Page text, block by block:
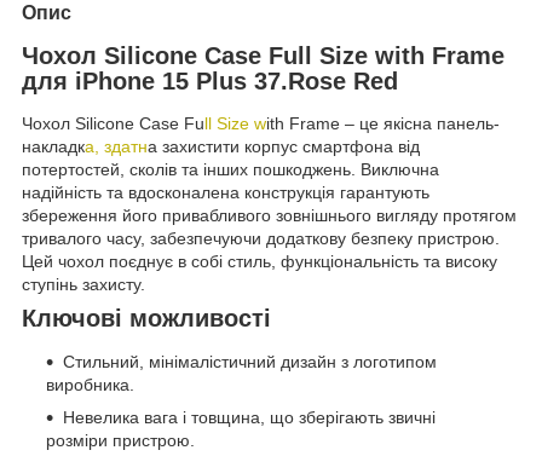
Опис
Чохол Silicone Case Full Size with Frame
для iPhone 15 Plus 37.Rose Red
Чохол Silicone Case Full Size with Frame – це якісна панель-
накладка, здатна захистити корпус смартфона від
потертостей, сколів та інших пошкоджень. Виключна
надійність та вдосконалена конструкція гарантують
збереження його привабливого зовнішнього вигляду протягом
тривалого часу, забезпечуючи додаткову безпеку пристрою.
Цей чохол поєднує в собі стиль, функціональність та високу
ступінь захисту.
Ключові можливості
Стильний, мінімалістичний дизайн з логотипом
виробника.
Невелика вага і товщина, що зберігають звичні
розміри пристрою.